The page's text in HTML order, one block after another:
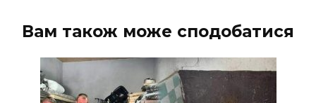
Вам також може сподобатися